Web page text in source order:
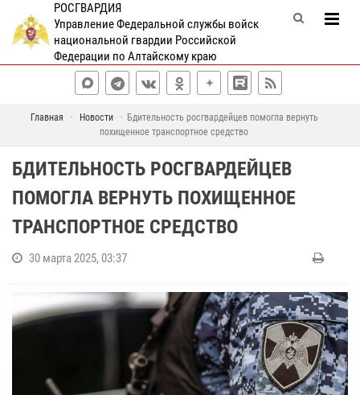
РОСГВАРДИЯ
Управление Федеральной службы войск
национальной гвардии Российской
Федерации по Алтайскому краю
Главная Новости
Бдительность росгвардейцев помогла вернуть
похищенное транспортное средство
БДИТЕЛЬНОСТЬ РОСГВАРДЕЙЦЕВ
ПОМОГЛА ВЕРНУТЬ ПОХИЩЕННОЕ
ТРАНСПОРТНОЕ СРЕДСТВО
30 марта 2025, 03:37